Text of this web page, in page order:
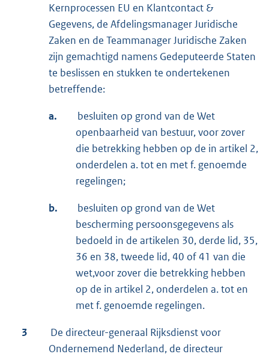
Kernprocessen EU en Klantcontact &
Gegevens, de Afdelingsmanager Juridische
Zaken en de Teammanager Juridische Zaken
zijn gemachtigd namens Gedeputeerde Staten
te beslissen en stukken te ondertekenen
betreffende:
a.
besluiten op grond van de Wet
openbaarheid van bestuur, voor zover
die betrekking hebben op de in artikel 2,
onderdelen a. tot en met f. genoemde
regelingen;
b.
besluiten op grond van de Wet
bescherming persoonsgegevens als
bedoeld in de artikelen 30, derde lid, 35,
36 en 38, tweede lid, 40 of 41 van die
wet,voor zover die betrekking hebben
op de in artikel 2, onderdelen a. tot en
met f. genoemde regelingen.
3
De directeur-generaal Rijksdienst voor
Ondernemend Nederland, de directeur